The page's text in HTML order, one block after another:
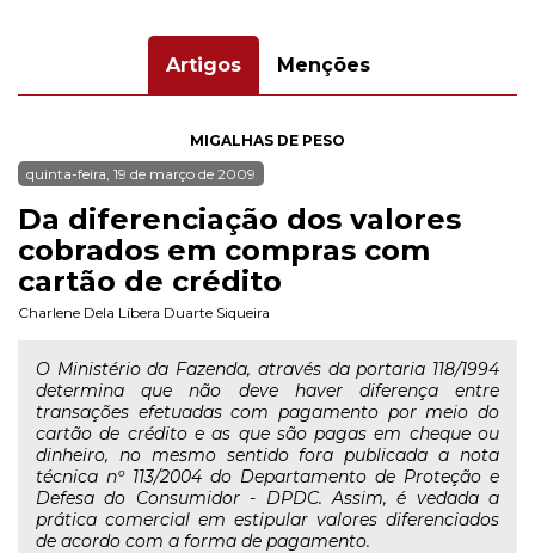
Artigos Menções
MIGALHAS DE PESO
quinta-feira, 19 de março de 2009
Da diferenciação dos valores
cobrados em compras com
cartão de crédito
Charlene Dela Líbera Duarte Siqueira
O Ministério da Fazenda, através da portaria 118/1994
determina que não deve haver diferença entre
transações efetuadas com pagamento por meio do
cartão de crédito e as que são pagas em cheque ou
dinheiro, no mesmo sentido fora publicada a nota
técnica nº 113/2004 do Departamento de Proteção e
Defesa do Consumidor - DPDC. Assim, é vedada a
prática comercial em estipular valores diferenciados
de acordo com a forma de pagamento.